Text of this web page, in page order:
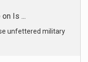
Tria ...
jurors were made,